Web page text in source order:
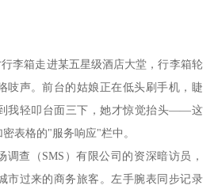
李箱走进某五星级酒店大堂，行李箱轮
吱声。前台的姑娘正在低头刷手机，睫
我轻叩台面三下，她才惊觉抬头——这
表格的"服务响应"栏中。
调查（ SMS ）有限公司的资深暗访员，
市过来的商务旅客。左手腕表同步记录